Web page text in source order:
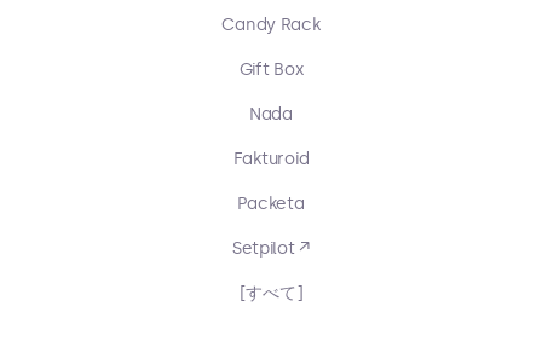
Candy Rack
Gift Box
Nada
Fakturoid
Packeta
Setpilot ↗
[すべて]